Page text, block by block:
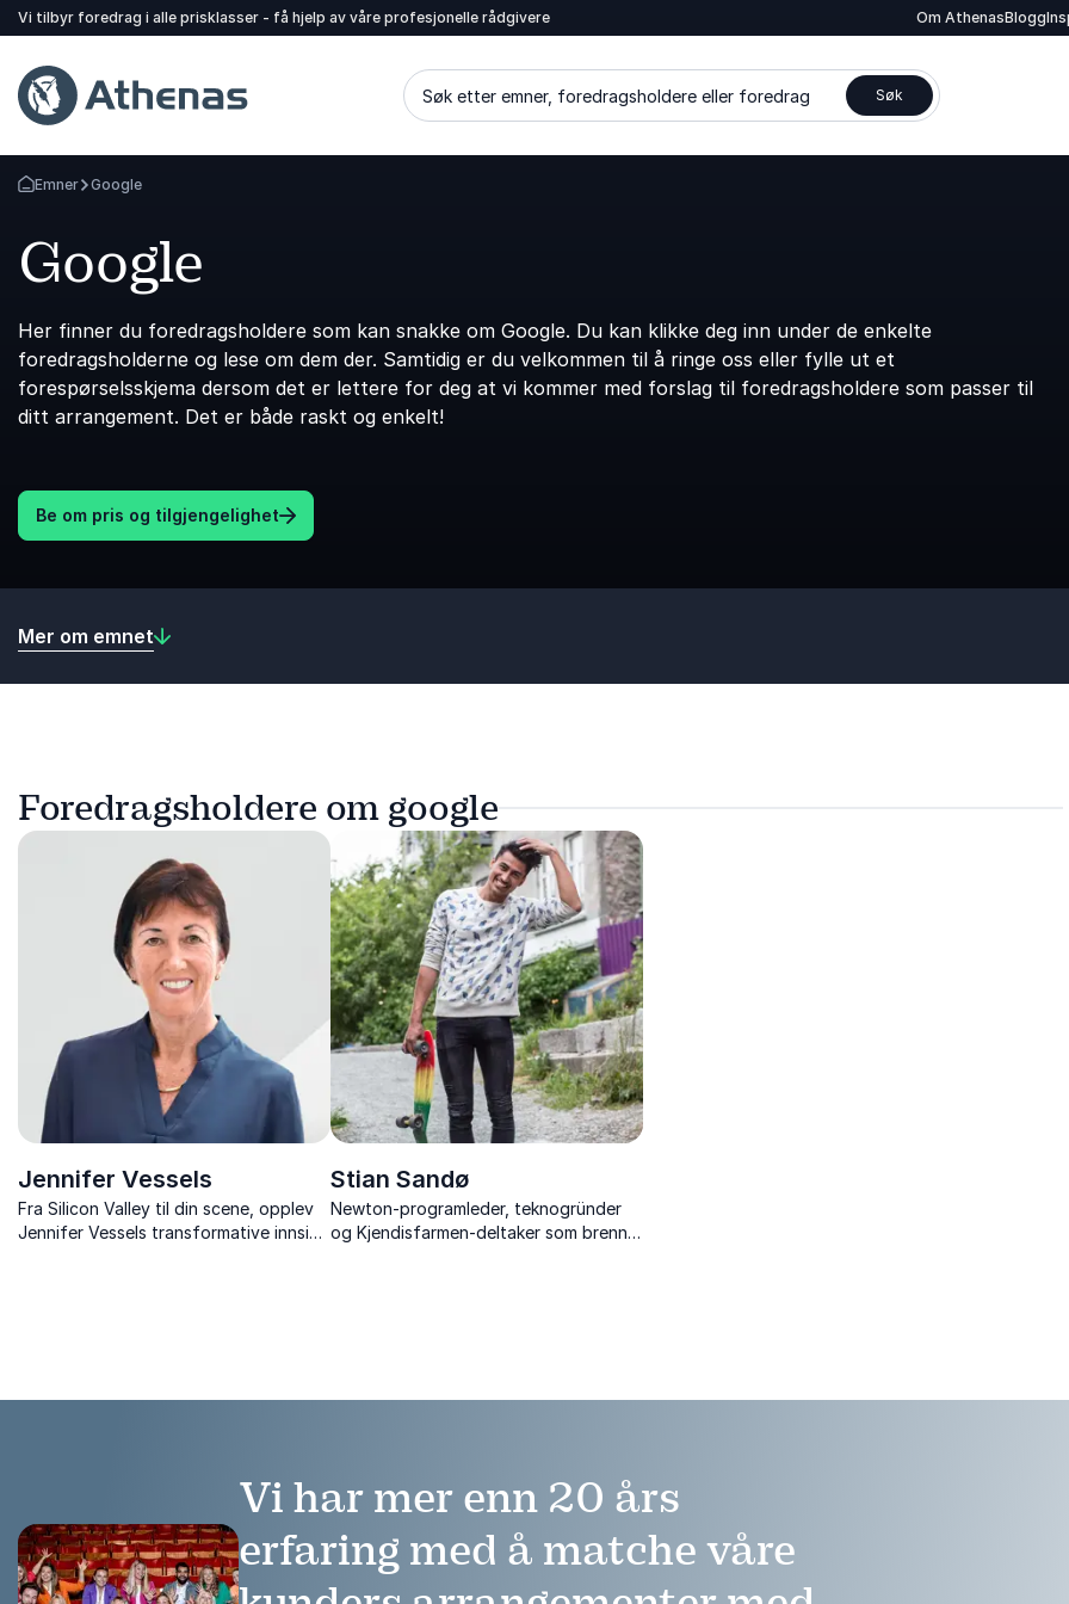
Vi tilbyr foredrag i alle prisklasser - få hjelp av våre profesjonelle rådgivere Om AthenasBlogg
Søk etter emner, foredragsholdere eller foredrag Søk
Gå tilbake til startsiden
Emner Google
Google
Her finner du foredragsholdere som kan snakke om Google. Du kan klikke deg inn under de enkelte
foredragsholderne og lese om dem der. Samtidig er du velkommen til å ringe oss eller fylle ut et
forespørselsskjema dersom det er lettere for deg at vi kommer med forslag til foredragsholdere som passer til
ditt arrangement. Det er både raskt og enkelt!
Be om pris og tilgjengelighet
Mer om emnet
Foredragsholdere om google
Jennifer Vessels
Fra Silicon Valley til din scene, opplev
Jennifer Vessels transformative innsikt
Stian Sandø
Newton-programleder, teknogründer
og Kjendisfarmen-deltaker som brenner
Vi har mer enn 20 års
erfaring med å matche våre